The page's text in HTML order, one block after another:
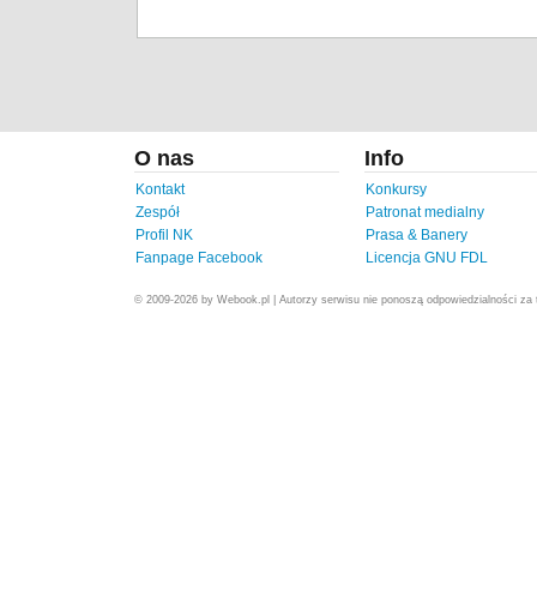
O nas
Kontakt
Zespół
Profil NK
Fanpage Facebook
Info
Konkursy
Patronat medialny
Prasa & Banery
Licencja GNU FDL
© 2009-2026 by Webook.pl | Autorzy serwisu nie ponoszą odpowiedzialności